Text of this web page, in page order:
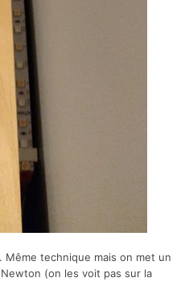
technique mais on met un
(on les voit pas sur la